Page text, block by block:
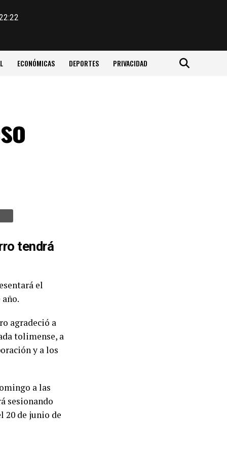
ECONÓMICAS DEPORTES PRIVACIDAD
tendrá
el
agradeció a
tolimense, a
y a los
a las
sesionando
de junio de